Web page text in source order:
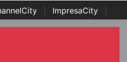
ImpresaCity
Channel Awards | Italian